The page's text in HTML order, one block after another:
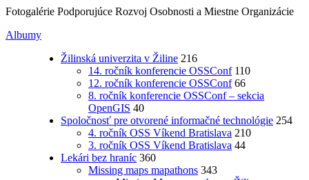
Fotogalérie Podporujúce Rozvoj Osobnosti a Miestne Organizácie
Albumy
Žilinská univerzita v Žiline 216
14. ročník konferencie OSSConf 110
12. ročník konferencie OSSConf 66
8. ročník konferencie OSSConf – sekcia
OpenGIS 40
Spoločnosť pre otvorené informačné technológie 254
4. ročník OSS Víkend Bratislava 210
3. ročník OSS Víkend Bratislava 44
Lekári bez hraníc 360
Missing maps mapathons 343